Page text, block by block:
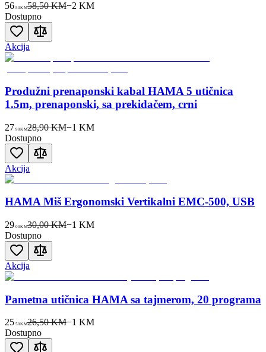
56 50KM58,50 KM−2 KM
Dostupno
Akcija
Produžni prenaponski kabal HAMA 5 utičnica
1.5m, prenaponski, sa prekidačem, crni
27 90KM28,90 KM−1 KM
Dostupno
Akcija
HAMA Miš Ergonomski Vertikalni EMC-500, USB
29 00KM30,00 KM−1 KM
Dostupno
Akcija
Pametna utičnica HAMA sa tajmerom, 20 programa
25 50KM26,50 KM−1 KM
Dostupno